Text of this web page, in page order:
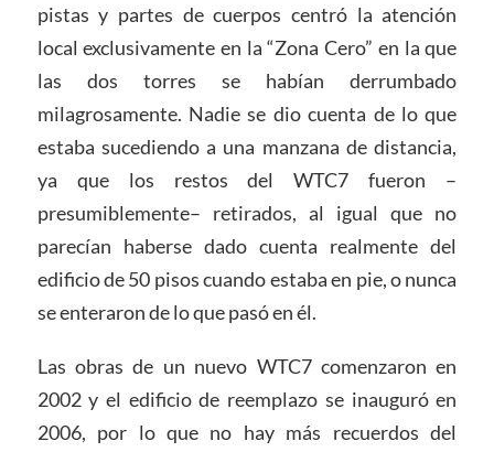
pistas y partes de cuerpos centró la atención
local exclusivamente en la “Zona Cero” en la que
las dos torres se habían derrumbado
milagrosamente. Nadie se dio cuenta de lo que
estaba sucediendo a una manzana de distancia,
ya que los restos del WTC7 fueron –
presumiblemente– retirados, al igual que no
parecían haberse dado cuenta realmente del
edificio de 50 pisos cuando estaba en pie, o nunca
se enteraron de lo que pasó en él.
Las obras de un nuevo WTC7 comenzaron en
2002 y el edificio de reemplazo se inauguró en
2006, por lo que no hay más recuerdos del